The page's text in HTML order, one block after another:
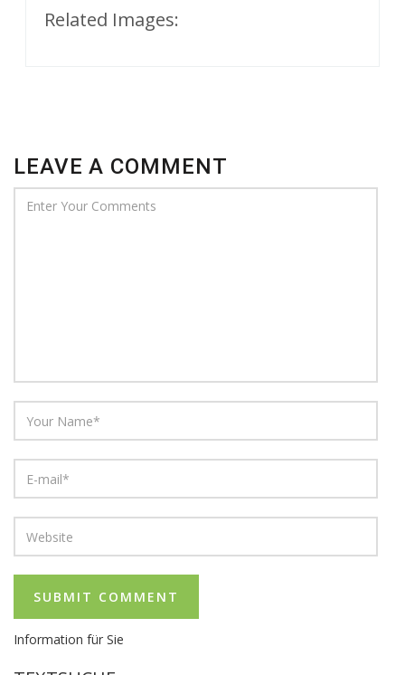
Related Images:
LEAVE A COMMENT
Information für Sie